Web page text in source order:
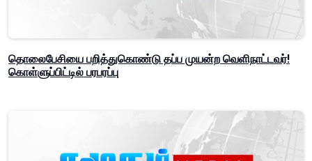
தொலைபேசியை பறித்துகொண்டு தப்ப முயன்ற வெளிநாட்டவர்!
கொள்ளுப்பிட்டில் பரபரப்பு